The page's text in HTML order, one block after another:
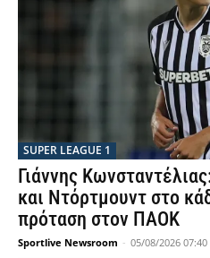
SUPER LEAGUE 1
Γιάννης
και Ντόρτμουντ στο
πρόταση στον ΠΑΟΚ
Sportlive Newsroom - 05/08/2026 07:40